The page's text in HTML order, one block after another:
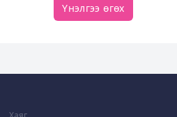
Үнэлгээ өгөх